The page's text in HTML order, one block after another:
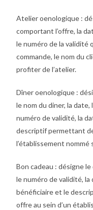
Atelier oenologique :
comportant l’offre, la
le numéro de la validité
commande, le nom du
profiter de l’atelier.
Dîner oenologique :
le nom du diner, la date,
numéro de validité, la
descriptif permettant
l’établissement nommé
Bon cadeau : désigne
le numéro de validité,
bénéficiaire et le
offre au sein d’un